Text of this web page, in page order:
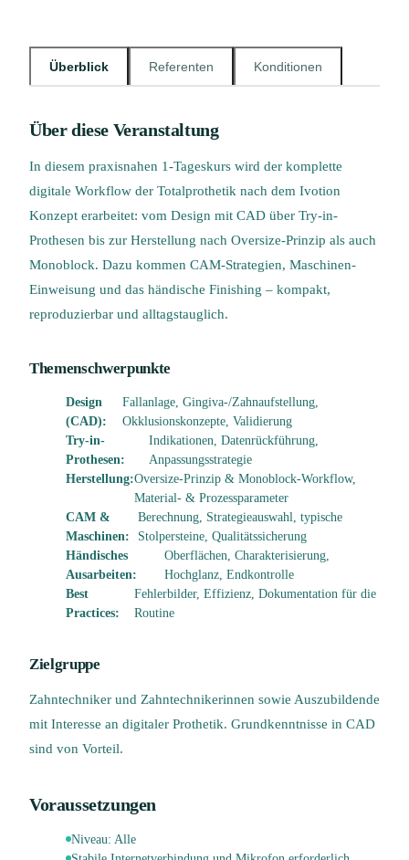
Überblick Referenten Konditionen
Über diese Veranstaltung
In diesem praxisnahen 1-Tageskurs wird der komplette
digitale Workflow der Totalprothetik nach dem Ivotion
Konzept erarbeitet: vom Design mit CAD über Try-in-
Prothesen bis zur Herstellung nach Oversize-Prinzip als auch
Monoblock. Dazu kommen CAM-Strategien, Maschinen-
Einweisung und das händische Finishing – kompakt,
reproduzierbar und alltagstauglich.
Themenschwerpunkte
Design
(CAD):
Fallanlage, Gingiva-/Zahnaufstellung,
Okklusionskonzepte, Validierung
Try-in-
Prothesen:
Indikationen, Datenrückführung,
Anpassungsstrategie
Herstellung:Oversize-Prinzip & Monoblock-Workflow,
Material- & Prozessparameter
CAM &
Maschinen:
Berechnung, Strategieauswahl, typische
Stolpersteine, Qualitätssicherung
Händisches
Ausarbeiten:
Oberflächen, Charakterisierung,
Hochglanz, Endkontrolle
Best
Practices:
Fehlerbilder, Effizienz, Dokumentation für die
Routine
Zielgruppe
Zahntechniker und Zahntechnikerinnen sowie Auszubildende
mit Interesse an digitaler Prothetik. Grundkenntnisse in CAD
sind von Vorteil.
Voraussetzungen
Niveau: Alle